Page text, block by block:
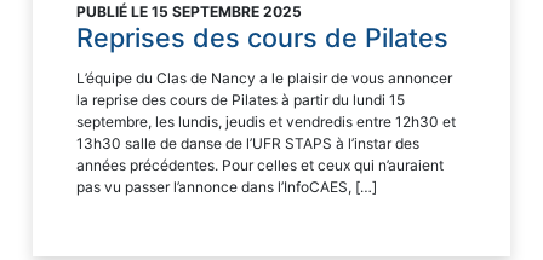
PUBLIÉ LE 15 SEPTEMBRE 2025
Reprises des cours de Pilates
L’équipe du Clas de Nancy a le plaisir de vous annoncer
la reprise des cours de Pilates à partir du lundi 15
septembre, les lundis, jeudis et vendredis entre 12h30 et
13h30 salle de danse de l’UFR STAPS à l’instar des
années précédentes. Pour celles et ceux qui n’auraient
pas vu passer l’annonce dans l’InfoCAES, […]